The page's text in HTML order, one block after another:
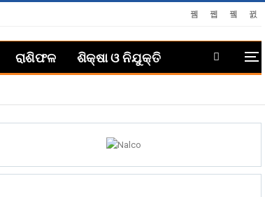
ରାଶିଫଳ ଶିକ୍ଷା ଓ ନିଯୁକ୍ତି